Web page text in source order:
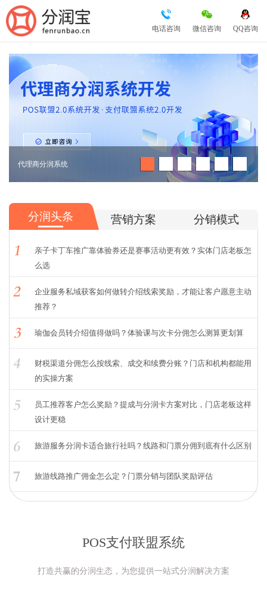
QQ咨询
微信咨询
电话咨询
代理商分润系统
分润头条 营销方案 分销模式
亲子卡丁车推广靠体验券还是赛事活动更有效？实体门店老板怎
么选
企业服务私域获客如何做转介绍线索奖励，才能让客户愿意主动
推荐？
瑜伽会员转介绍值得做吗？体验课与次卡分佣怎么测算更划算
财税渠道分佣怎么按线索、成交和续费分账？门店和机构都能用
的实操方案
员工推荐客户怎么奖励？提成与分润卡方案对比，门店老板这样
设计更稳
旅游服务分润卡适合旅行社吗？线路和门票分佣到底有什么区别
旅游线路推广佣金怎么定？门票分销与团队奖励评估
POS支付联盟系统
打造共赢的分润生态，为您提供一站式分润解决方案